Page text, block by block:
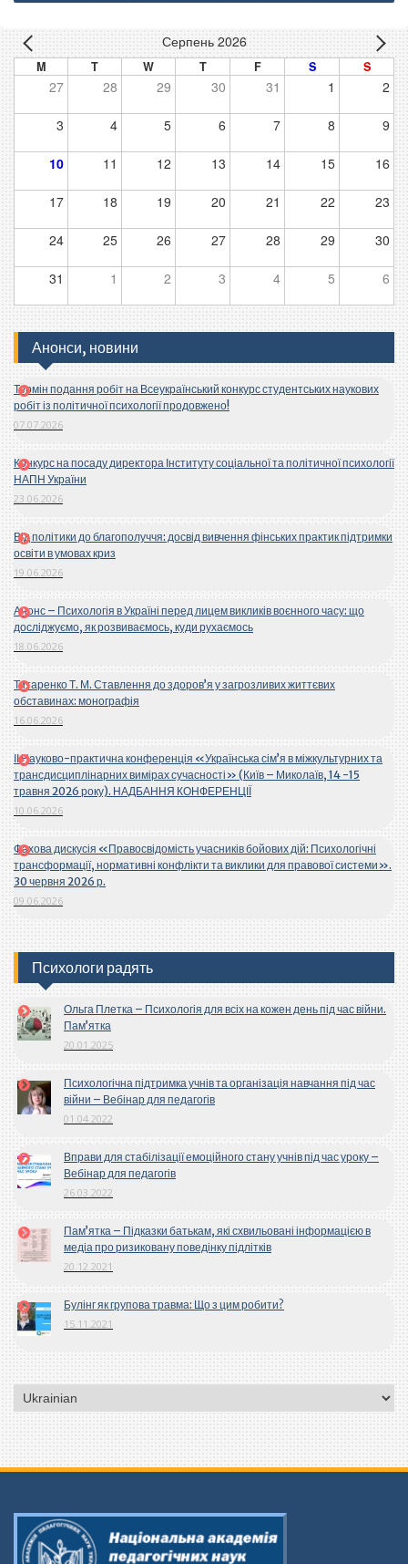
Серпень 2026
M T W T F S S
27 28 29 30 31 1 2
3 4 5 6 7 8 9
10 11 12 13 14 15 16
17 18 19 20 21 22 23
24 25 26 27 28 29 30
31 1 2 3 4 5 6
Анонси, новини
Термін подання робіт на Всеукраїнський конкурс студентських наукових
робіт із політичної психології продовжено!
07.07.2026
Конкурс на посаду директора Інституту соціальної та політичної психології
НАПН України
23.06.2026
Від політики до благополуччя: досвід вивчення фінських практик підтримки
освіти в умовах криз
19.06.2026
Анонс – Психологія в Україні перед лицем викликів воєнного часу: що
досліджуємо, як розвиваємось, куди рухаємось
18.06.2026
Титаренко Т. М. Ставлення до здоров’я у загрозливих життєвих
обставинах: монографія
16.06.2026
ІІ Науково-практична конференція «Українська сім’я в міжкультурних та
трансдисциплінарних вимірах сучасності» (Київ – Миколаїв, 14 -15
травня 2026 року). НАДБАННЯ КОНФЕРЕНЦІЇ
10.06.2026
Фахова дискусія «Правосвідомість учасників бойових дій: Психологічні
трансформації, нормативні конфлікти та виклики для правової системи».
30 червня 2026 р.
09.06.2026
Психологи радять
Ольга Плетка – Психологія для всіх на кожен день під час війни.
Пам’ятка
20.01.2025
Психологічна підтримка учнів та організація навчання під час
війни – Вебінар для педагогів
01.04.2022
Вправи для стабілізації емоційного стану учнів під час уроку –
Вебінар для педагогів
26.03.2022
Пам’ятка – Підказки батькам, які схвильовані інформацією в
медіа про ризиковану поведінку підлітків
20.12.2021
Булінг як групова травма: Що з цим робити?
15.11.2021
Вибрати
мову